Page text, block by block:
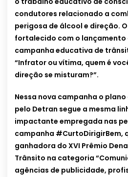
condutores relacionado a
perigosa de álcool e direção.
fortalecido com o lançamento
campanha educativa de
“Infrator ou vítima, quem é
direção se misturam?”.
Nessa nova campanha o
pelo Detran segue a mesma
impactante empregada nas
campanha #CurtoDirigirBem,
ganhadora do XVI Prêmio
Trânsito na categoria
agências de publicidade,